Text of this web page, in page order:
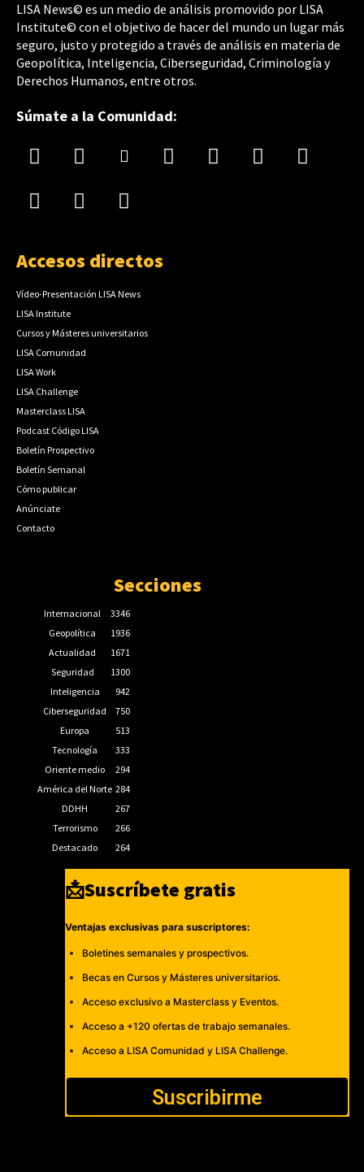
LISA News© es un medio de análisis promovido por LISA
Institute© con el objetivo de hacer del mundo un lugar más
seguro, justo y protegido a través de análisis en materia de
Geopolítica, Inteligencia, Ciberseguridad, Criminología y
Derechos Humanos, entre otros.
Súmate a la Comunidad:
Accesos directos
Vídeo-Presentación LISA News
LISA Institute
Cursos y Másteres universitarios
LISA Comunidad
LISA Work
LISA Challenge
Masterclass LISA
Podcast Código LISA
Boletín Prospectivo
Boletín Semanal
Cómo publicar
Anúnciate
Contacto
Secciones
Internacional
3346
Geopolítica
1936
Actualidad
1671
Seguridad
1300
Inteligencia
942
Ciberseguridad
750
Europa
513
Tecnología
333
Oriente medio
294
América del Norte 284
DDHH
267
Terrorismo
266
Destacado
264
📩Suscríbete gratis
Ventajas exclusivas para suscriptores:
Boletines semanales y prospectivos.
Becas en Cursos y Másteres universitarios.
Acceso exclusivo a Masterclass y Eventos.
Acceso a +120 ofertas de trabajo semanales.
Acceso a LISA Comunidad y LISA Challenge.
Suscribirme